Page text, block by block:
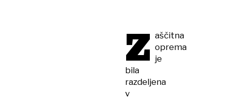
Z aščitna
oprema
je
bila
razdeljena
v